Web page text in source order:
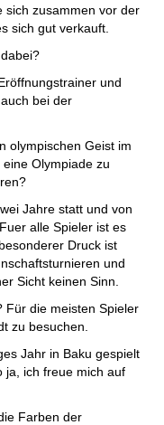
sich zusammen vor der
sich gut verkauft.
und
bei der
olympischen Geist im
Olympiade zu
Jahre statt und von
alle Spieler ist es
Druck ist
und
Sicht keinen Sinn.
Für die meisten Spieler
zu besuchen.
Jahr in Baku gespielt
ja, ich freue mich auf
Farben der